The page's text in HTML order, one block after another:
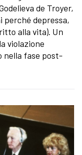
de Troyer,
perché depressa,
alla vita). Un
violazione
nella fase post-